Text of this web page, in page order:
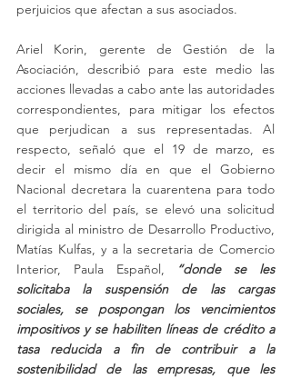
perjuicios que afectan a sus asociados.
Ariel Korin, gerente de Gestión de la
Asociación, describió para este medio las
acciones llevadas a cabo ante las autoridades
correspondientes, para mitigar los efectos
que perjudican a sus representadas. Al
respecto, señaló que el 19 de marzo, es
decir el mismo día en que el Gobierno
Nacional decretara la cuarentena para todo
el territorio del país, se elevó una solicitud
dirigida al ministro de Desarrollo Productivo,
Matías Kulfas, y a la secretaria de Comercio
Interior, Paula Español,
“donde se les
solicitaba la suspensión de las cargas
sociales, se pospongan los vencimientos
impositivos y se habiliten líneas de crédito a
tasa reducida a fin de contribuir a la
sostenibilidad de las empresas, que les